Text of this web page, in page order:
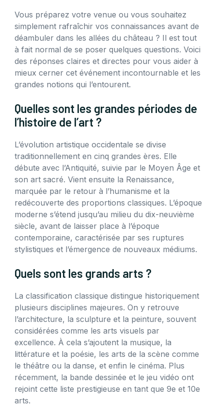
Vous préparez votre venue ou vous souhaitez
simplement rafraîchir vos connaissances avant de
déambuler dans les allées du château ? Il est tout
à fait normal de se poser quelques questions. Voici
des réponses claires et directes pour vous aider à
mieux cerner cet événement incontournable et les
grandes notions qui l’entourent.
Quelles sont les grandes périodes de
l’histoire de l’art ?
L’évolution artistique occidentale se divise
traditionnellement en cinq grandes ères. Elle
débute avec l’Antiquité, suivie par le Moyen Âge et
son art sacré. Vient ensuite la Renaissance,
marquée par le retour à l’humanisme et la
redécouverte des proportions classiques. L’époque
moderne s’étend jusqu’au milieu du dix-neuvième
siècle, avant de laisser place à l’époque
contemporaine, caractérisée par ses ruptures
stylistiques et l’émergence de nouveaux médiums.
Quels sont les grands arts ?
La classification classique distingue historiquement
plusieurs disciplines majeures. On y retrouve
l’architecture, la sculpture et la peinture, souvent
considérées comme les arts visuels par
excellence. À cela s’ajoutent la musique, la
littérature et la poésie, les arts de la scène comme
le théâtre ou la danse, et enfin le cinéma. Plus
récemment, la bande dessinée et le jeu vidéo ont
rejoint cette liste prestigieuse en tant que 9e et 10e
arts.